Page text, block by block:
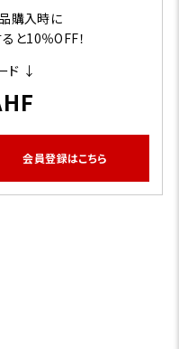
購入時に
と10％OFF！
ド ↓
会員登録はこちら